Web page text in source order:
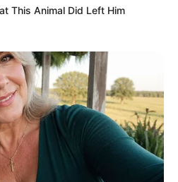
This Animal Did Left Him